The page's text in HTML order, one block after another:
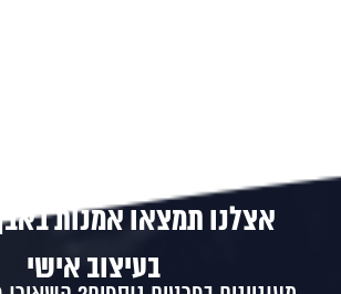
אצלנו תמצאו אמנות
בעיצוב אישי